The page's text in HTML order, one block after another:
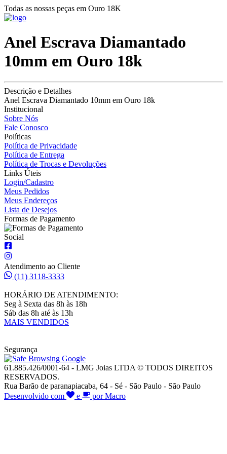
Todas as nossas peças em Ouro 18K
Anel Escrava Diamantado
10mm em Ouro 18k
Descrição e Detalhes
Anel Escrava Diamantado 10mm em Ouro 18k
Institucional
Sobre Nós
Fale Conosco
Políticas
Política de Privacidade
Política de Entrega
Política de Trocas e Devoluções
Links Úteis
Login/Cadastro
Meus Pedidos
Meus Endereços
Lista de Desejos
Formas de Pagamento
Social
Atendimento ao Cliente
(11) 3118-3333
HORÁRIO DE ATENDIMENTO:
Seg à Sexta das 8h às 18h
Sáb das 8h até às 13h
MAIS VENDIDOS
Segurança
61.885.426/0001-64 - LMG Joias LTDA © TODOS DIREITOS
RESERVADOS.
Rua Barão de paranapiacaba, 64 - Sé - São Paulo - São Paulo
Desenvolvido com
e por Macro